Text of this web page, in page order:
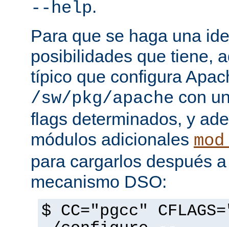
--help.
Para que se haga una
posibilidades que tiene,
típico que configura
/sw/pkg/apache con
flags determinados, y
módulos adicionales
para cargarlos después
mecanismo DSO:
$ CC="pgcc"